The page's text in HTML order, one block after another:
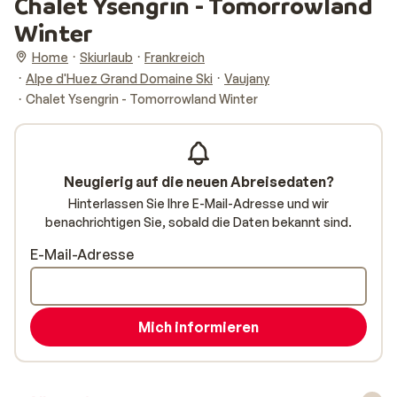
Winter
Home Skiurlaub
Frankreich
Alpe d'Huez Grand Domaine Ski
Vaujany
Chalet Ysengrin - Tomorrowland Winter
Neugierig auf die neuen Abreisedaten?
Hinterlassen Sie Ihre E-Mail-Adresse und wir
benachrichtigen Sie, sobald die Daten bekannt sind.
E-Mail-Adresse
Mich informieren